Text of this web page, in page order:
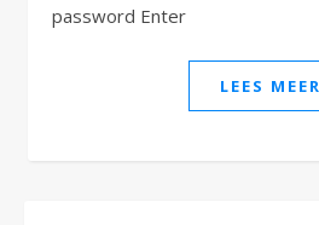
password Enter
LEES MEER